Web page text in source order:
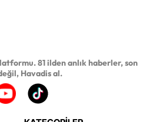
81 ilden anlık haberler, son
Havadis al.